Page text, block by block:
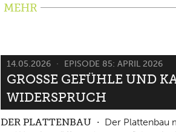
MEHR
14.05.2026 EPISODE 85: APRIL 2026
GROSSE GEFÜHLE UND
IDERSPRUCH
DER PLATTENBAU
Der Plattenbau